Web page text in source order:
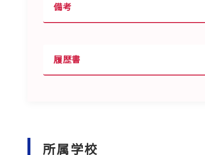
備考
履歴書
所属学校